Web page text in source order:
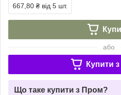
667,80 ₴ від 5 шт.
або
Купити з
Що таке купити з Пром?